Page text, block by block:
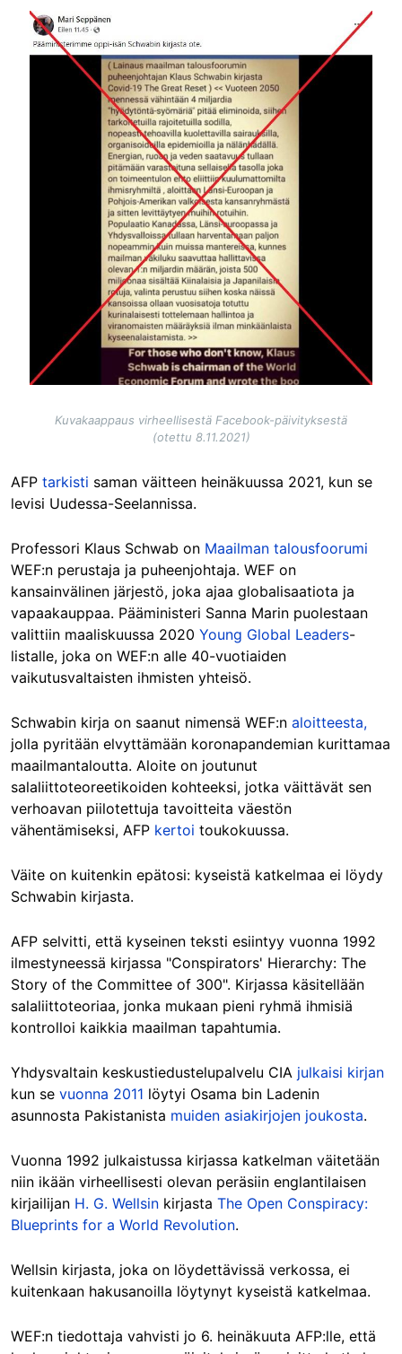
Image
Kuvakaappaus virheellisestä Facebook-päivityksestä
(otettu 8.11.2021)
AFP tarkisti saman väitteen heinäkuussa 2021, kun se
levisi Uudessa-Seelannissa.
Professori Klaus Schwab on Maailman talousfoorumi
WEF:n perustaja ja puheenjohtaja. WEF on
kansainvälinen järjestö, joka ajaa globalisaatiota ja
vapaakauppaa. Pääministeri Sanna Marin puolestaan
valittiin maaliskuussa 2020 Young Global Leaders-
listalle, joka on WEF:n alle 40-vuotiaiden
vaikutusvaltaisten ihmisten yhteisö.
Schwabin kirja on saanut nimensä WEF:n aloitteesta,
jolla pyritään elvyttämään koronapandemian kurittamaa
maailmantaloutta. Aloite on joutunut
salaliittoteoreetikoiden kohteeksi, jotka väittävät sen
verhoavan piilotettuja tavoitteita väestön
vähentämiseksi, AFP kertoi toukokuussa.
Väite on kuitenkin epätosi: kyseistä katkelmaa ei löydy
Schwabin kirjasta.
AFP selvitti, että kyseinen teksti esiintyy vuonna 1992
ilmestyneessä kirjassa "Conspirators' Hierarchy: The
Story of the Committee of 300". Kirjassa käsitellään
salaliittoteoriaa, jonka mukaan pieni ryhmä ihmisiä
kontrolloi kaikkia maailman tapahtumia.
Yhdysvaltain keskustiedustelupalvelu CIA julkaisi kirjan
kun se vuonna 2011 löytyi Osama bin Ladenin
asunnosta Pakistanista muiden asiakirjojen joukosta.
Vuonna 1992 julkaistussa kirjassa katkelman väitetään
niin ikään virheellisesti olevan peräsiin englantilaisen
kirjailijan H. G. Wellsin kirjasta The Open Conspiracy:
Blueprints for a World Revolution.
Wellsin kirjasta, joka on löydettävissä verkossa, ei
kuitenkaan hakusanoilla löytynyt kyseistä katkelmaa.
WEF:n tiedottaja vahvisti jo 6. heinäkuuta AFP:lle, että